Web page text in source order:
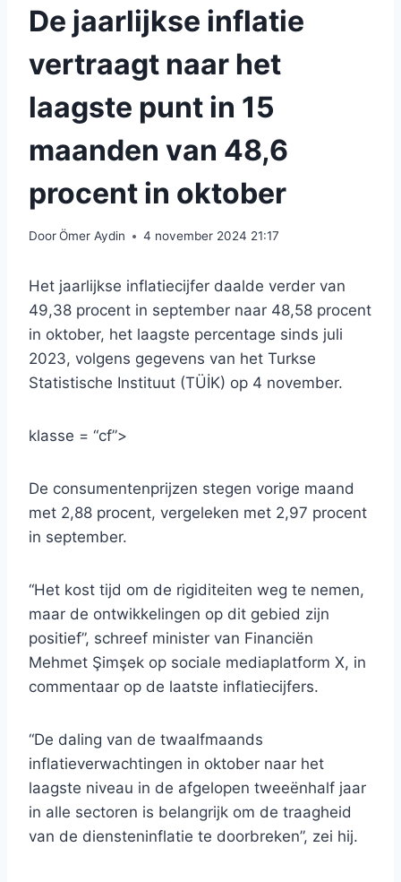
De jaarlijkse inflatie
vertraagt ​​naar het
laagste punt in 15
maanden van 48,6
procent in oktober
DoorÖmer Aydin 4 november 2024 21:17
Het jaarlijkse inflatiecijfer daalde verder van
49,38 procent in september naar 48,58 procent
in oktober, het laagste percentage sinds juli
2023, volgens gegevens van het Turkse
Statistische Instituut (TÜİK) op 4 november.
klasse = “cf”>
De consumentenprijzen stegen vorige maand
met 2,88 procent, vergeleken met 2,97 procent
in september.
“Het kost tijd om de rigiditeiten weg te nemen,
maar de ontwikkelingen op dit gebied zijn
positief”, schreef minister van Financiën
Mehmet Şimşek op sociale mediaplatform X, in
commentaar op de laatste inflatiecijfers.
“De daling van de twaalfmaands
inflatieverwachtingen in oktober naar het
laagste niveau in de afgelopen tweeënhalf jaar
in alle sectoren is belangrijk om de traagheid
van de diensteninflatie te doorbreken”, zei hij.